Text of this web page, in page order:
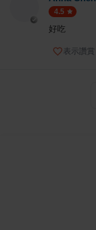
4.5
好吃
表示讚賞